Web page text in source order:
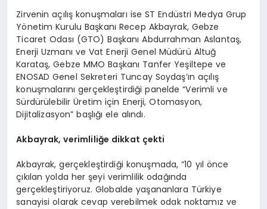
Zirvenin açılış konuşmaları ise ST Endüstri Medya Grup
Yönetim Kurulu Başkanı Recep Akbayrak, Gebze
Ticaret Odası (GTO) Başkanı Abdurrahman Aslantaş,
Enerji Uzmanı ve Vat Enerji Genel Müdürü Altuğ
Karataş, Gebze MMO Başkanı Tanfer Yeşiltepe ve
ENOSAD Genel Sekreteri Tuncay Soydaş’ın açılış
konuşmalarını gerçekleştirdiği panelde “Verimli ve
Sürdürülebilir Üretim için Enerji, Otomasyon,
Dijitalizasyon” başlığı ele alındı.
Akbayrak, verimliliğe dikkat çekti
Akbayrak, gerçekleştirdiği konuşmada, “10 yıl önce
çıkılan yolda her şeyi verimlilik odağında
gerçekleştiriyoruz. Globalde yaşananlara Türkiye
sanayisi olarak cevap verebilmek odak noktamız ve